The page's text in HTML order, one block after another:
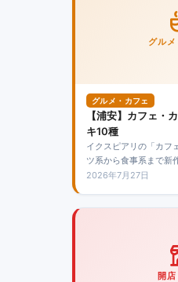
グルメ
グルメ・カフェ
【浦安】カフェ・
キ10種
イクスピアリの「カフ
ツ系から食事系まで新
場。塩キャラメルバナ
2026年7月27日
開